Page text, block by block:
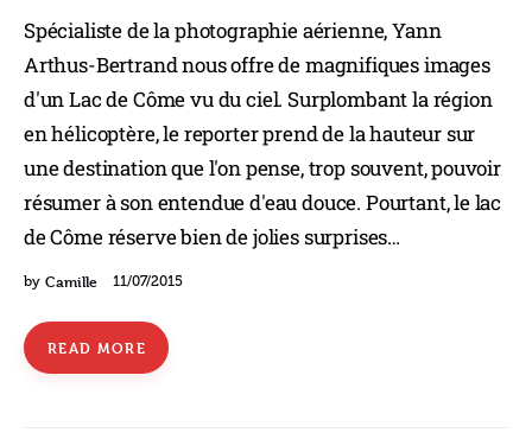
Spécialiste de la photographie aérienne, Yann
Arthus-Bertrand nous offre de magnifiques images
d'un Lac de Côme vu du ciel. Surplombant la région
en hélicoptère, le reporter prend de la hauteur sur
une destination que l'on pense, trop souvent, pouvoir
résumer à son entendue d'eau douce. Pourtant, le lac
de Côme réserve bien de jolies surprises…
by Camille 11/07/2015
READ MORE